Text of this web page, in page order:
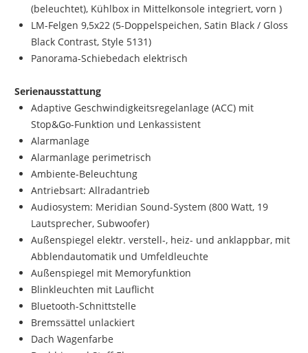
(beleuchtet), Kühlbox in Mittelkonsole integriert, vorn )
LM-Felgen 9,5x22 (5-Doppelspeichen, Satin Black / Gloss
Black Contrast, Style 5131)
Panorama-Schiebedach elektrisch
Serienausstattung
Adaptive Geschwindigkeitsregelanlage (ACC) mit
Stop&Go-Funktion und Lenkassistent
Alarmanlage
Alarmanlage perimetrisch
Ambiente-Beleuchtung
Antriebsart: Allradantrieb
Audiosystem: Meridian Sound-System (800 Watt, 19
Lautsprecher, Subwoofer)
Außenspiegel elektr. verstell-, heiz- und anklappbar, mit
Abblendautomatik und Umfeldleuchte
Außenspiegel mit Memoryfunktion
Blinkleuchten mit Lauflicht
Bluetooth-Schnittstelle
Bremssättel unlackiert
Dach Wagenfarbe